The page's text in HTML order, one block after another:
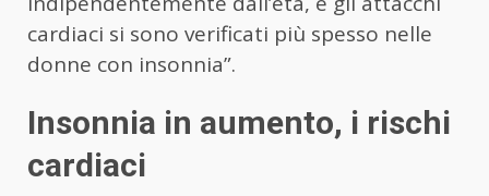
cardiaci si sono verificati più spesso nelle
donne con insonnia”.
Insonnia in aumento, i rischi
cardiaci